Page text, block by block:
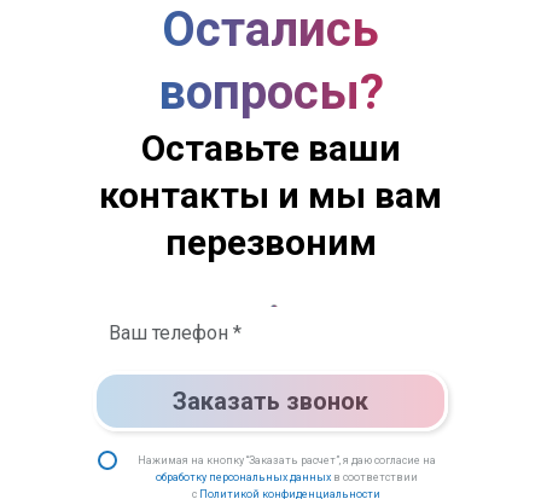
Остались
вопросы?
Оставьте ваши
контакты и мы вам
перезвоним
Заказать звонок
Нажимая на кнопку “Заказать расчет”, я даю согласие на
обработку персональных данныхв соответствии
с Политикой конфиденциальности